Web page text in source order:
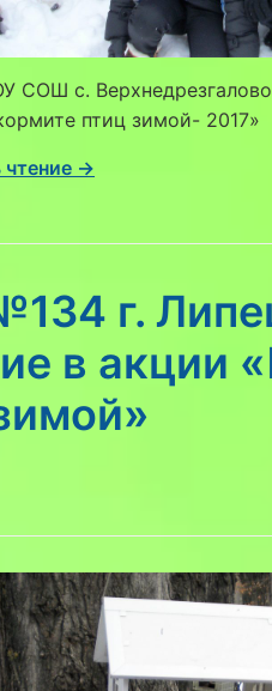
СОШ с.
птиц зимой- 2017»
→
г.
в акции